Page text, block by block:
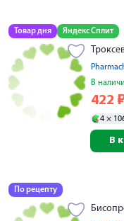
Товар дня Яндекс Сплит
В
422
4 ×
В
По рецепту